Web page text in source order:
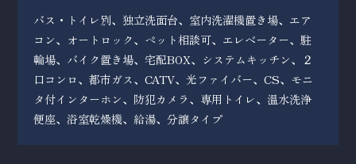
バス・トイレ別、独立洗面台、室内洗濯機置き場、エア
コン、オートロック、ペット相談可、エレベーター、駐
輪場、バイク置き場、宅配BOX、システムキッチン、２
口コンロ、都市ガス、CATV、光ファイバー、CS、モニ
タ付インターホン、防犯カメラ、専用トイレ、温水洗浄
便座、浴室乾燥機、給湯、分譲タイプ